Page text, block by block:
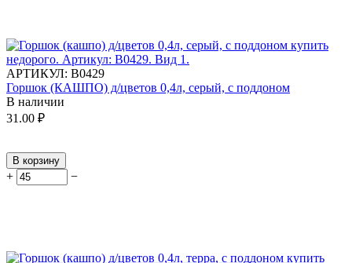
АРТИКУЛ: В0429
Горшок (КАШПО) д/цветов 0,4л, серый, с поддоном
В наличии
31.00 ₽
В корзину
+ −